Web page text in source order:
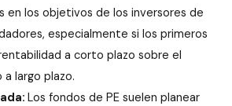
en los objetivos de los inversores de
especialmente si los primeros
a corto plazo sobre el
largo plazo.
Los fondos de PE suelen planear